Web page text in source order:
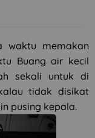
memakan
Buang air kecil
sekali untuk di
tidak disikat
pusing kepala.